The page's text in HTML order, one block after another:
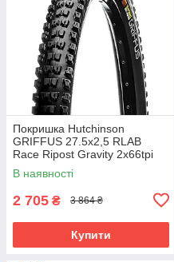
Покришка Hutchinson
GRIFFUS 27.5х2,5 RLAB
Race Ripost Gravity 2x66tpi
Tubeless Ready Складна
Black
В наявності
2 705 ₴ 3 864 ₴
Купити